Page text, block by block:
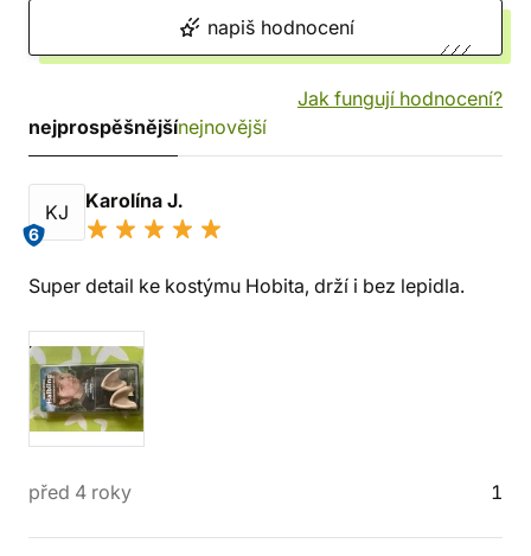
napiš hodnocení
Jak fungují hodnocení?
nejprospěšnějšínejnovější
KJ
6
Karolína J.
Super detail ke kostýmu Hobita, drží i bez lepidla.
před 4 roky 1